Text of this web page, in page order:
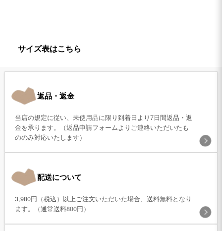
サイズ表はこちら
返品・返金
当店の規定に従い、未使用品に限り到着日より7日間返品・返
金を承ります。（返品申請フォームよりご連絡いただいたも
ののみ対応いたします）
配送について
3,980円（税込）以上ご注文いただいた場合、送料無料となり
ます。（通常送料800円）